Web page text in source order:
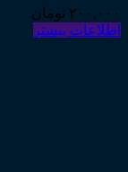
۲۰۰,۰۰۰ تومان
اطلاعات بیشتر